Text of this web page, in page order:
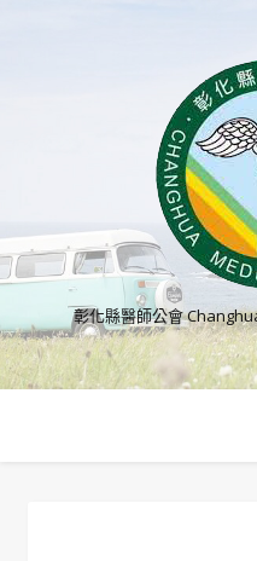
彰化縣醫師公會